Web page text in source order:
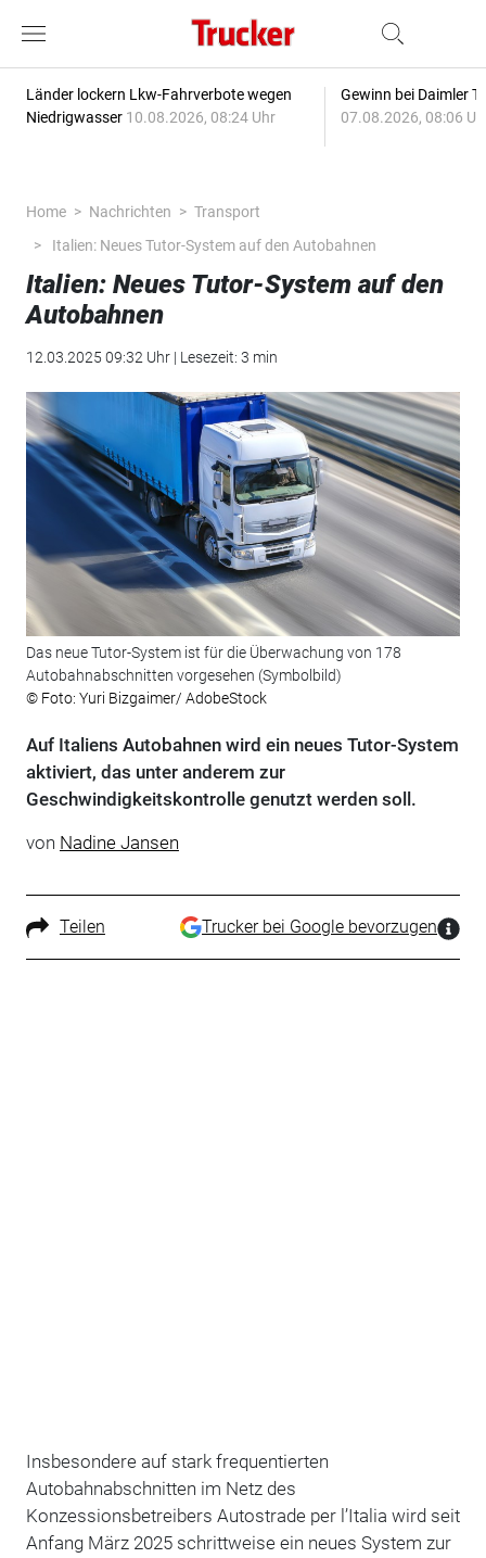
Länder lockern Lkw-Fahrverbote wegen
Niedrigwasser 10.08.2026, 08:24 Uhr
Gewinn bei Daimler
07.08.2026, 08:06
Home Nachrichten
Transport
Italien: Neues Tutor-System auf den Autobahnen
Italien: Neues Tutor-System auf den
Autobahnen
12.03.2025 09:32 Uhr | Lesezeit: 3 min
Das neue Tutor-System ist für die Überwachung von 178
Autobahnabschnitten vorgesehen (Symbolbild)
© Foto: Yuri Bizgaimer/ AdobeStock
Auf Italiens Autobahnen wird ein neues Tutor-System
aktiviert, das unter anderem zur
Geschwindigkeitskontrolle genutzt werden soll.
von Nadine Jansen
Teilen Trucker bei Google bevorzugen
Insbesondere auf stark frequentierten
Autobahnabschnitten im Netz des
Konzessionsbetreibers Autostrade per l’Italia wird seit
Anfang März 2025 schrittweise ein neues System zur